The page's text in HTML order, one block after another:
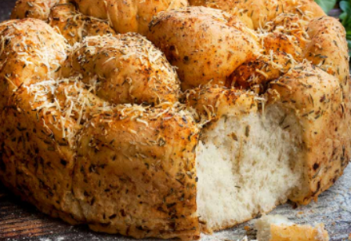
Φουσκωτό και αφράτο τυρόψωμο σε μπουκιές, με
ελαιόλαδο και βότανα!
Μεσαία 0:45
15 λεπτά 30 λεπτά